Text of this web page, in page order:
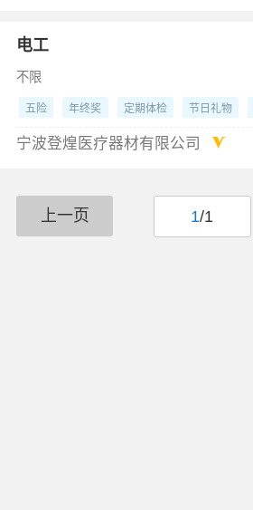
电工
不限
五险 年终奖 定期体检 节日礼物
宁波登煌医疗器材有限公司
上一页 1/1